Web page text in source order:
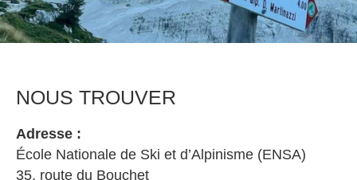
NOUS TROUVER
Adresse :
École Nationale de Ski et d’Alpinisme (ENSA)
35, route du Bouchet